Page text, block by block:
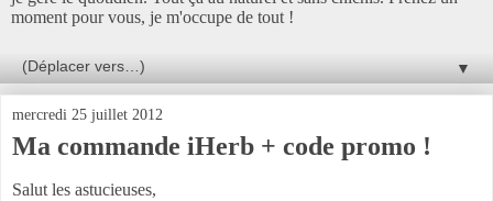
moment pour vous, je m'occupe de tout !
▼
mercredi 25 juillet 2012
Ma commande iHerb + code promo !
Salut les astucieuses,